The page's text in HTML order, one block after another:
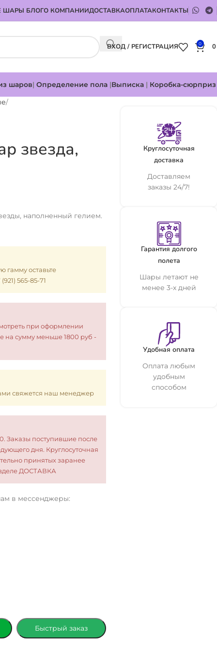
ШАРЫ БЛОГО КОМПАНИИДОСТАВКАОПЛАТАКОНТАКТЫ
ВХОД / РЕГИСТРАЦИЯ 0
шаров| Определение пола |Выписка | Коробка-сюрприз
звезда,
наполненный гелием.
гамму оставьте
565-85-71
при оформлении
на сумму меньше 1800 руб -
свяжется наш менеджер
Заказы поступившие после
дня. Круглосуточная
принятых заранее
ДОСТАВКА
в мессенджеры:
Быстрый заказ
Круглосуточная
доставка
Доставляем
заказы 24/7!
Гарантия долгого
полета
Шары летают не
менее 3-х дней
Удобная оплата
Оплата любым
удобным
способом